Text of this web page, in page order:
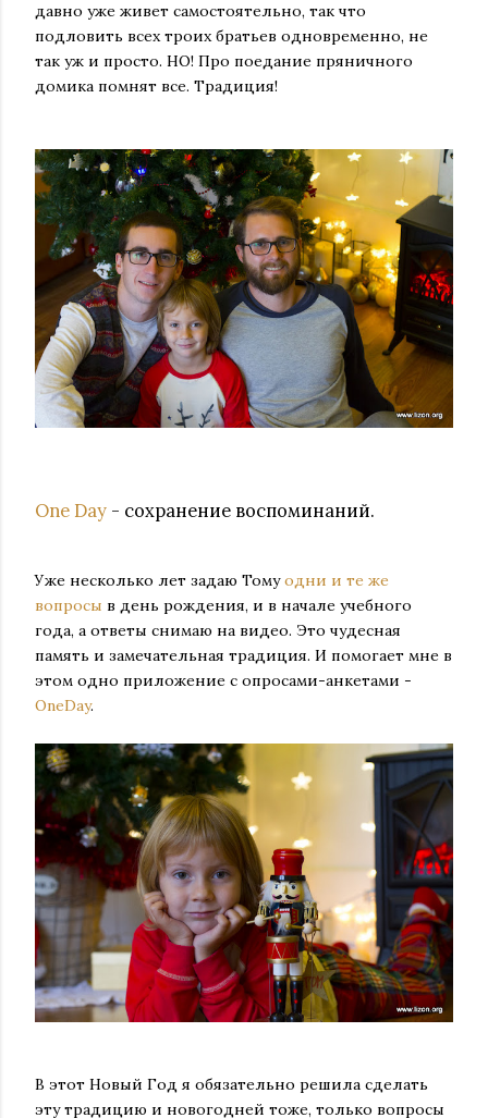
давно уже живет самостоятельно, так что
подловить всех троих братьев одновременно, не
так уж и просто. НО! Про поедание пряничного
домика помнят все. Традиция!
One Day - сохранение воспоминаний.
Уже несколько лет задаю Томуодни и те же
вопросы в день рождения, и в начале учебного
года, а ответы снимаю на видео. Это чудесная
память и замечательная традиция. И помогает мне в
этом одно приложение с опросами-анкетами -
OneDay.
В этот Новый Год я обязательно решила сделать
эту традицию и новогодней тоже, только вопросы